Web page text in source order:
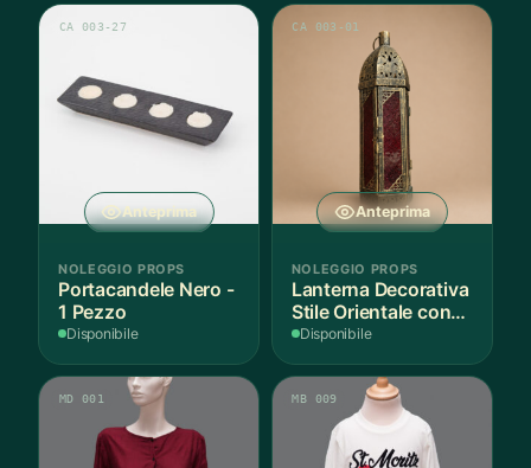
Anteprima
CA 003-27
NOLEGGIO PROPS
Portacandele Nero -
1 Pezzo
Disponibile
Anteprima
CA 003-01
NOLEGGIO PROPS
Lanterna Decorativa
Stile Orientale con
Vetri Rossi
Disponibile
MD 001 MB 009